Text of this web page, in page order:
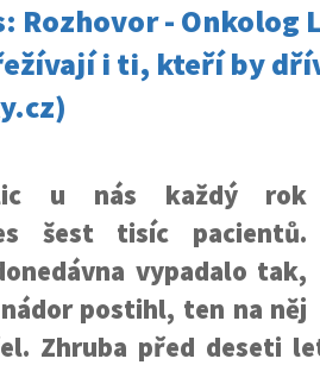
Rozhovor - Onkolog
i ti, kteří by
u nás každý rok
šest tisíc pacientů.
vypadalo tak,
postihl, ten na něj
Zhruba před deseti